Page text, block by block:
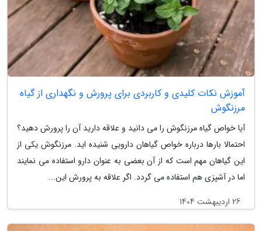
آموزش نکات کلیدی و کاربردی برای پرورش و نگهداری از گیاه
مرزنگوش
آیا خواص گیاه مرزنگوش را می دانید و علاقه دارید آن را پرورش دهید؟
احتمالا بارها درباره خواص گیاهان دارویی شنیده اید. مرزنگوش یکی از
این گیاهان مهم است که از آن بعضی به عنوان دارو استفاده می نمایند
اما در آشپزی هم استفاده می گردد. اگر علاقه به پرورش این...
26 اردیبهشت 1404